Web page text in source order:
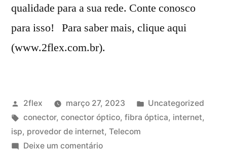
qualidade para a sua rede. Conte conosco
para isso! Para saber mais, clique aqui
(www.2flex.com.br).
2flex março 27, 2023
Uncategorized
conector, conector óptico, fibra óptica, internet,
isp, provedor de internet, Telecom
Deixe um comentário